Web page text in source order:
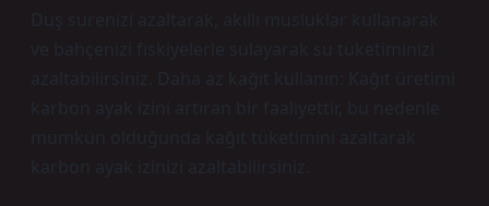
Duş sürenizi azaltarak, akıllı musluklar kullanarak
ve bahçenizi fıskiyelerle sulayarak su tüketiminizi
azaltabilirsiniz. Daha az kağıt kullanın: Kağıt üretimi
karbon ayak izini artıran bir faaliyettir, bu nedenle
mümkün olduğunda kağıt tüketimini azaltarak
karbon ayak izinizi azaltabilirsiniz.